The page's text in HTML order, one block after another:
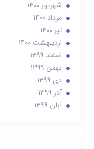
شهریور 1400
مرداد 1400
تير 1400
ارديبهشت 1400
اسفند 1399
بهمن 1399
دی 1399
آذر 1399
آبان 1399